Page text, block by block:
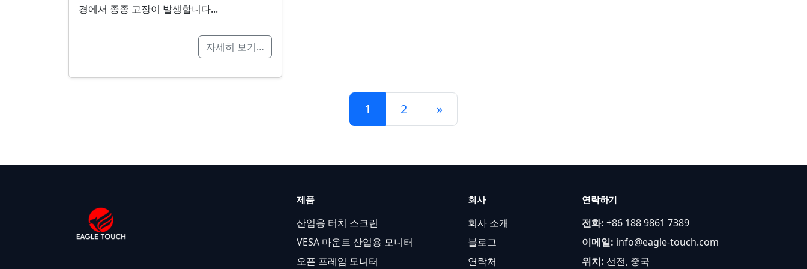
경에서 종종 고장이 발생합니다...
자세히 보기…
게시물 탐색
1 2 »
제품
산업용 터치 스크린
VESA 마운트 산업용 모니터
오픈 프레임 모니터
회사
회사 소개
블로그
연락처
연락하기
전화: +86 188 9861 7389
이메일: info@eagle-touch.com
위치: 선전, 중국